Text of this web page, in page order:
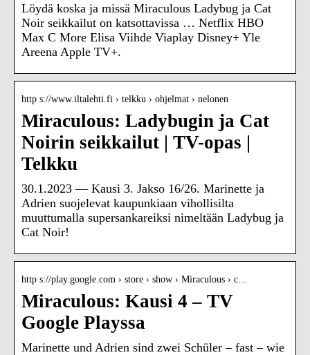
Löydä koska ja missä Miraculous Ladybug ja Cat
Noir seikkailut on katsottavissa … Netflix HBO
Max C More Elisa Viihde Viaplay Disney+ Yle
Areena Apple TV+.
http s://www.iltalehti.fi › telkku › ohjelmat › nelonen
Miraculous: Ladybugin ja Cat
Noirin seikkailut | TV-opas |
Telkku
30.1.2023 — Kausi 3. Jakso 16/26. Marinette ja
Adrien suojelevat kaupunkiaan vihollisilta
muuttumalla supersankareiksi nimeltään Ladybug ja
Cat Noir!
http s://play.google.com › store › show › Miraculous › c…
Miraculous: Kausi 4 – TV
Google Playssa
Marinette und Adrien sind zwei Schüler – fast – wie